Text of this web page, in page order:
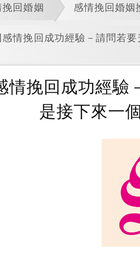
回婚姻 感情挽回婚姻
情挽回成功經驗－請問若
情挽回成功經驗
是接下來一